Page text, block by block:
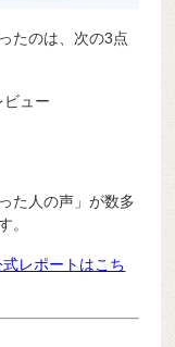
たのは、次の3点
ュー
た人の声」が数多
。
式レポートはこち